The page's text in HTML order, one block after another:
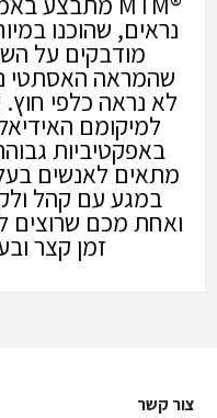
נראים, שהוכנו
מודבקים על
שהמראה האסתטי
לא נראה כלפי
באפקטיביות
מתאים לאנשים
במגע עם קהל
ואחת מכם שרוצים
זמן קצר
צור קשר